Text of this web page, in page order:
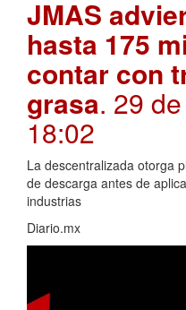
JMAS
hasta 175
contar con
grasa. 29
18:02
La descentralizada otorga
de descarga antes de
industrias
Diario.mx